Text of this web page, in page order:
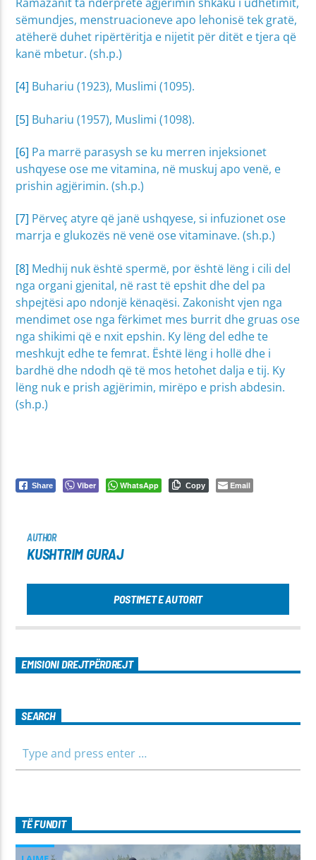
sëmundjes, menstruacioneve apo lehonisë tek gratë,
atëherë duhet ripërtëritja e nijetit për ditët e tjera që
kanë mbetur. (sh.p.)
[4] Buhariu (1923), Muslimi (1095).
[5] Buhariu (1957), Muslimi (1098).
[6] Pa marrë parasysh se ku merren injeksionet
ushqyese ose me vitamina, në muskuj apo venë, e
prishin agjërimin. (sh.p.)
[7] Përveç atyre që janë ushqyese, si infuzionet ose
marrja e glukozës në venë ose vitaminave. (sh.p.)
[8] Medhij nuk është spermë, por është lëng i cili del
nga organi gjenital, në rast të epshit dhe del pa
shpejtësi apo ndonjë kënaqësi. Zakonisht vjen nga
mendimet ose nga fërkimet mes burrit dhe gruas ose
nga shikimi që e nxit epshin. Ky lëng del edhe te
meshkujt edhe te femrat. Është lëng i hollë dhe i
bardhë dhe ndodh që të mos hetohet dalja e tij. Ky
lëng nuk e prish agjërimin, mirëpo e prish abdesin.
(sh.p.)
Share Viber WhatsApp Copy Email
AUTHOR
KUSHTRIM GURAJ
POSTIMET E AUTORIT
EMISIONI DREJTPËRDREJT
SEARCH
TË FUNDIT